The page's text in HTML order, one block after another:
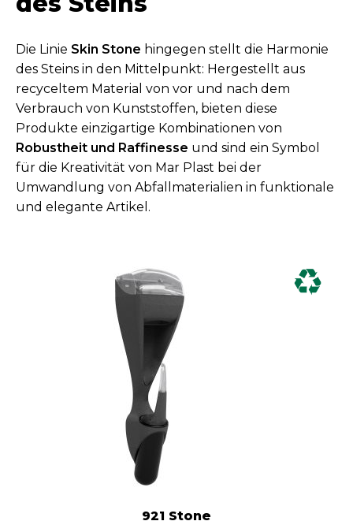
921 Stone
Die Linie Skin Stone hingegen stellt die Harmonie
des Steins in den Mittelpunkt: Hergestellt aus
recyceltem Material von vor und nach dem
Verbrauch von Kunststoffen, bieten diese
Produkte einzigartige Kombinationen von
Robustheit und Raffinesse und sind ein Symbol
für die Kreativität von Mar Plast bei der
Umwandlung von Abfallmaterialien in funktionale
und elegante Artikel.